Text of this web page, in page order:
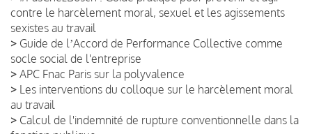
contre le harcèlement moral, sexuel et les agissements
sexistes au travail
> Guide de lʼAccord de Performance Collective comme
socle social de l'entreprise
> APC Fnac Paris sur la polyvalence
> Les interventions du colloque sur le harcèlement moral
au travail
> Calcul de l'indemnité de rupture conventionnelle dans la